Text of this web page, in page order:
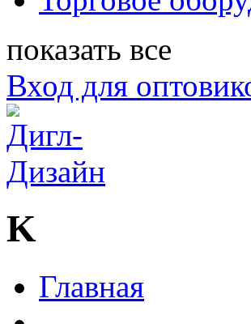
показать все
Вход для
K
Главная